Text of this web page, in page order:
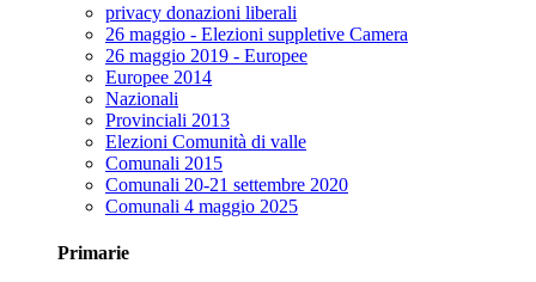
privacy donazioni liberali
26 maggio - Elezioni suppletive Camera
26 maggio 2019 - Europee
Europee 2014
Nazionali
Provinciali 2013
Elezioni Comunità di valle
Comunali 2015
Comunali 20-21 settembre 2020
Comunali 4 maggio 2025
Primarie